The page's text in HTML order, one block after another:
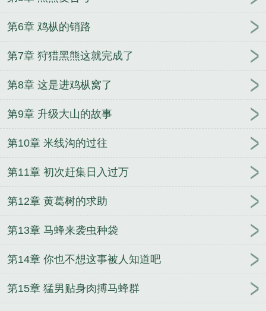
第6章 鸡枞的销路
第7章 狩猎黑熊这就完成了
第8章 这是进鸡枞窝了
第9章 升级大山的故事
第10章 米线沟的过往
第11章 初次赶集日入过万
第12章 黄葛树的求助
第13章 马蜂来袭虫种袋
第14章 你也不想这事被人知道吧
第15章 猛男贴身肉搏马蜂群